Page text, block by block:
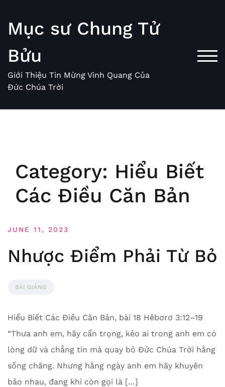
content
Mục sư Chung Tử
Bửu
Giới Thiệu Tin Mừng Vinh Quang Của
Đức Chúa Trời
Category: Hiểu Biết
Các Điều Căn Bản
JUNE 11, 2023
Nhược Điểm Phải Từ Bỏ
BÀI GIẢNG
Hiểu Biết Các Điều Căn Bản, bài 18 Hêbơrơ 3:12–19
“Thưa anh em, hãy cẩn trọng, kẻo ai trong anh em có
lòng dữ và chẳng tin mà quay bỏ Đức Chúa Trời hằng
sống chăng. Nhưng hằng ngày anh em hãy khuyên
bảo nhau, đang khi còn gọi là […]